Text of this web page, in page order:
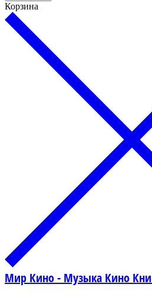
Корзина
Мир Кино - Музыка Кино